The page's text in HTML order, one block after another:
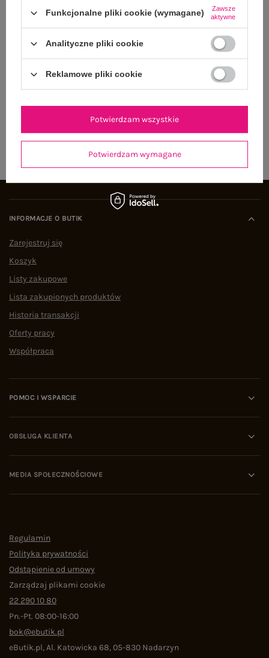
NEWSLETTER
Zapisz się do naszego newslettera i otrzymaj 15% zniżki na
ZAPISZ SIĘ
INFORMACJE O BUTIK
Zarejestruj się
Koszyk
Listy zakupowe
Lista zakupionych produktów
Historia transakcji
Oferty pracy
Współpraca
POMOC I WSPARCIE
OBSŁUGA KLIENTA
MEDIA SPOŁECZNOŚCIOWE
Regulamin
Polityka prywatności
Odstąpienie od umowy
Zarządzaj plikami cookie
22 290 10 80
Pn.-Pt. 08:00-16:00
bok@ebutik.pl
eButik.pl,Al. Katowicka 68,05-830 Nadarzyn
Funkcjonalne pliki cookie (wymagane)
Zawsze
aktywne
Analityczne pliki cookie
Reklamowe pliki cookie
Potwierdzam wymagane
Potwierdzam wszystkie